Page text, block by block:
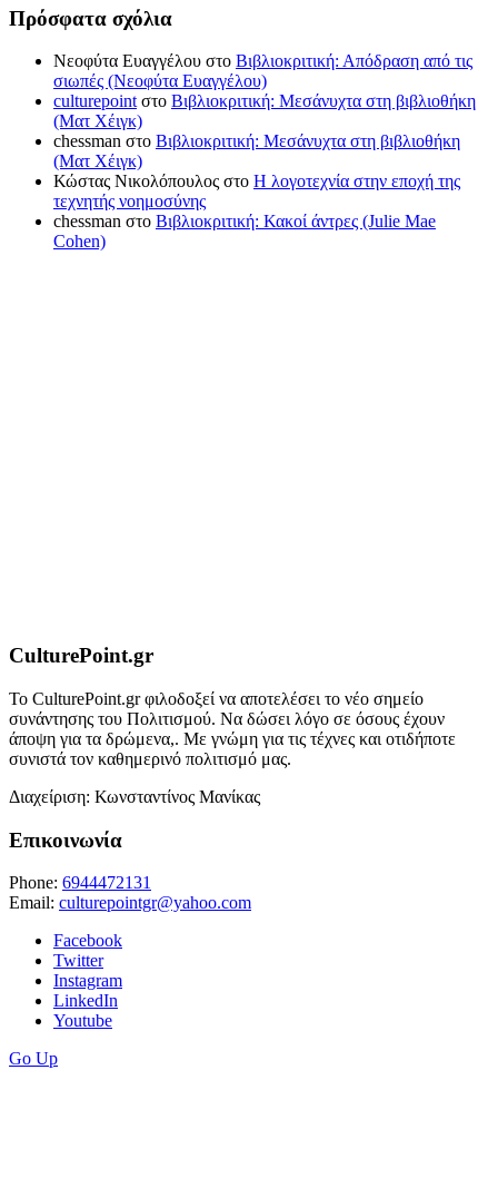
Πρόσφατα σχόλια
Νεοφύτα Ευαγγέλου στο Βιβλιοκριτική: Απόδραση από τις
σιωπές (Νεοφύτα Ευαγγέλου)
culturepointστο Βιβλιοκριτική: Μεσάνυχτα στη βιβλιοθήκη
(Ματ Χέιγκ)
chessman στο Βιβλιοκριτική: Μεσάνυχτα στη βιβλιοθήκη
(Ματ Χέιγκ)
Κώστας Νικολόπουλος στο Η λογοτεχνία στην εποχή της
τεχνητής νοημοσύνης
chessman στο Βιβλιοκριτική: Κακοί άντρες (Julie Mae
Cohen)
CulturePoint.gr
Το CulturePoint.gr φιλοδοξεί να αποτελέσει το νέο σημείο
συνάντησης του Πολιτισμού. Να δώσει λόγο σε όσους έχουν
άποψη για τα δρώμενα,. Με γνώμη για τις τέχνες και οτιδήποτε
συνιστά τον καθημερινό πολιτισμό μας.
Διαχείριση: Κωνσταντίνος Μανίκας
Επικοινωνία
Phone: 6944472131
Email: culturepointgr@yahoo.com
Facebook
Twitter
Instagram
LinkedIn
Youtube
Go Up